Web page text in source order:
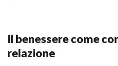
Il benessere come
relazione